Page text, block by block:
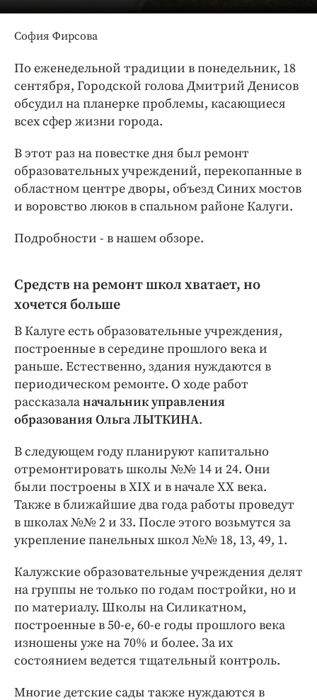
Экономика и бизнес
ПРОЕКТЫ
Блоги
Издания
Медиаперсона
Интересное чтиво
Клиника года
Бренд года
Работодатель года
София Фирсова
По еженедельной традиции в понедельник, 18
сентября, Городской голова Дмитрий Денисов
обсудил на планерке проблемы, касающиеся
всех сфер жизни города.
В этот раз на повестке дня был ремонт
образовательных учреждений, перекопанные в
областном центре дворы, объезд Синих мостов
и воровство люков в спальном районе Калуги.
Подробности - в нашем обзоре.
Средств на ремонт школ хватает, но
хочется больше
В Калуге есть образовательные учреждения,
построенные в середине прошлого века и
раньше. Естественно, здания нуждаются в
периодическом ремонте. О ходе работ
рассказаланачальник управления
образования Ольга ЛЫТКИНА.
В следующем году планируют капитально
отремонтировать школы №№ 14 и 24. Они
были построены в XIX и в начале XX века.
Также в ближайшие два года работы проведут
в школах №№ 2 и 33. После этого возьмутся за
укрепление панельных школ №№ 18, 13, 49, 1.
Калужские образовательные учреждения делят
на группы не только по годам постройки, но и
по материалу. Школы на Силикатном,
построенные в 50-е, 60-е годы прошлого века
изношены уже на 70% и более. За их
состоянием ведется тщательный контроль.
Многие детские сады также нуждаются в